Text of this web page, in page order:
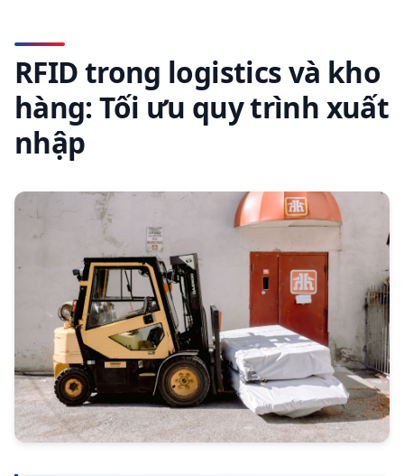
RFID trong logistics và kho
hàng: Tối ưu quy trình xuất
nhập